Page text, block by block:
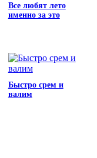
Все любят лето
именно за это
Быстро срем и
валим